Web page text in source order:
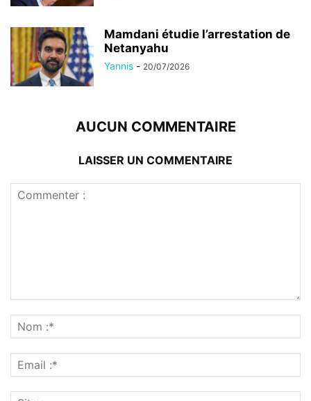
Mamdani étudie l’arrestation de
Netanyahu
Yannis - 20/07/2026
AUCUN COMMENTAIRE
LAISSER UN COMMENTAIRE